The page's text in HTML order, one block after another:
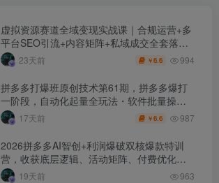
虚拟资源赛道全域变现实战课｜合规运营+多
平台SEO引流+内容矩阵+私域成交全套落地
玩法23天前 ￥6.6 994
拼多多打爆班原创技术第61期，拼多多爆打
一阶段，自动化起量全玩法・软件批量操
作・投产优化・大促矩阵实战课
17天前 ￥6.6 987
2026拼多多AI智创+利润爆破双核爆款特训
营，收获底层逻辑、活动矩阵、付费优化、
0-1打爆SOP
19天前 963